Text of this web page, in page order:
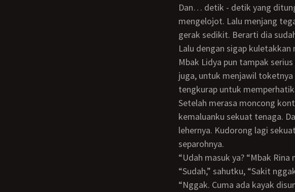
Dan… detik - detik yang ditunggu itu pun datang. Mbak Rina menggeliat dan
mengelojot. Lalu menjang
gerak sedikit. Berarti dia
Lalu dengan sigap
Mbak Lidya pun tampak serius memperhatikan semua ini. Sehingga aku ingin iseng
juga, untuk menjawil
tengkurap untuk
Setelah merasa moncong kontolku berada di arah yang ngepas, kudorong batang
kemaluanku sekuat tenaga.
lehernya. Kudorong lagi
separohnya.
“Udah masuk ya? “Mbak
“Sudah,” sahutku, “Sakit
“Nggak. Cuma ada kayak